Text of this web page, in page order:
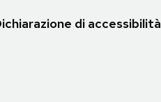
di accessibilità